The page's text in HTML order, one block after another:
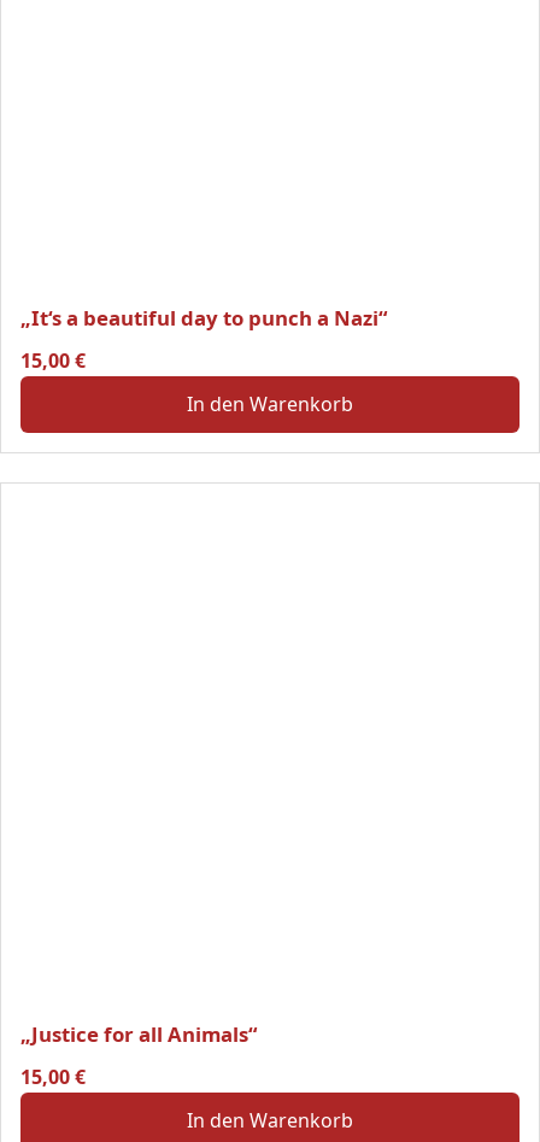
„It‘s a beautiful day to punch a Nazi“
15,00€
In den Warenkorb
„Justice for all Animals“
15,00€
In den Warenkorb